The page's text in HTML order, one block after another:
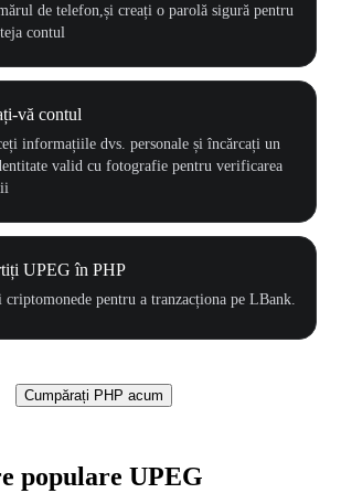
de telefon,și creați o parolă sigură pentru
contul
vă contul
informațiile dvs. personale și încărcați un
valid cu fotografie pentru verificarea
UPEG în PHP
criptomonede pentru a tranzacționa pe LBank.
Cumpărați PHP acum
populare UPEG